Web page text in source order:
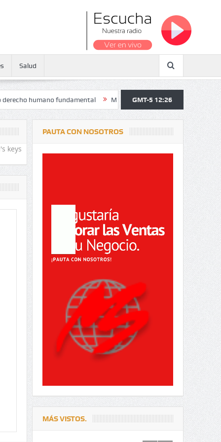
Salud
fundamental Maratón atendió a más de 38.000 jóvenes y
GMT-5 12:26
keys
PAUTA CON NOSOTROS
MÁS VISTOS.